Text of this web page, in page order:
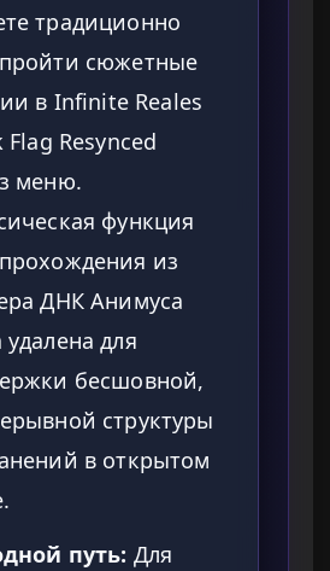
традиционно
сюжетные
в Infinite Reales
Flag Resynced
меню.
функция
из
ДНК Анимуса
для
бесшовной,
структуры
в открытом
путь: Для